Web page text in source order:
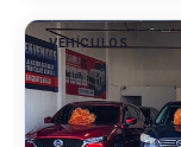
VEHÍCULOS